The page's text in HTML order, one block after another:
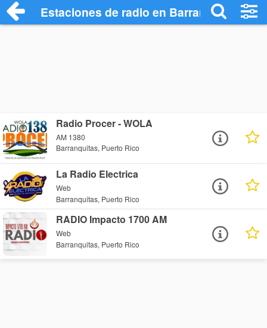
Estaciones de radio en Barranquitas -
Radio Procer - WOLA
AM 1380
Barranquitas, Puerto Rico
La Radio Electrica
Web
Barranquitas, Puerto Rico
RADIO Impacto 1700 AM
Web
Barranquitas, Puerto Rico